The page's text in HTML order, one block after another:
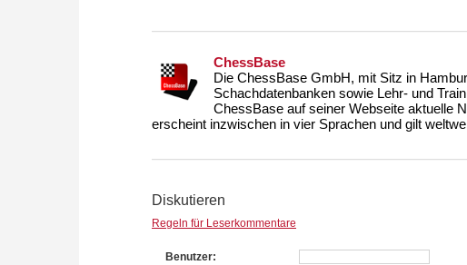
ChessBase
Die ChessBase GmbH, mit Sitz in
Schachdatenbanken sowie Lehr- und
ChessBase auf seiner Webseite aktuelle
erscheint inzwischen in vier Sprachen und gilt
Diskutieren
Regeln für Leserkommentare
Benutzer